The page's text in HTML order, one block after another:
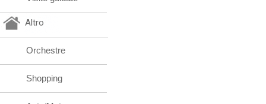
Altro
Orchestre
Shopping